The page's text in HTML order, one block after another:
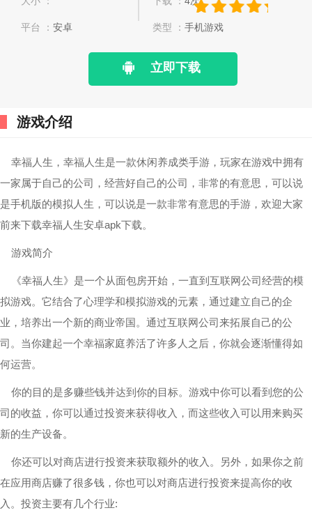
平台 ： 安卓 类型 ：手机游戏
立即下载
游戏介绍
幸福人生，幸福人生是一款休闲养成类手游，玩家在游戏中拥有
一家属于自己的公司，经营好自己的公司，非常的有意思，可以说
是手机版的模拟人生，可以说是一款非常有意思的手游，欢迎大家
前来下载幸福人生安卓apk下载。
游戏简介
《幸福人生》是一个从面包房开始，一直到互联网公司经营的模
拟游戏。它结合了心理学和模拟游戏的元素，通过建立自己的企
业，培养出一个新的商业帝国。通过互联网公司来拓展自己的公
司。当你建起一个幸福家庭养活了许多人之后，你就会逐渐懂得如
何运营。
你的目的是多赚些钱并达到你的目标。游戏中你可以看到您的公
司的收益，你可以通过投资来获得收入，而这些收入可以用来购买
新的生产设备。
你还可以对商店进行投资来获取额外的收入。另外，如果你之前
在应用商店赚了很多钱，你也可以对商店进行投资来提高你的收
入。投资主要有几个行业: